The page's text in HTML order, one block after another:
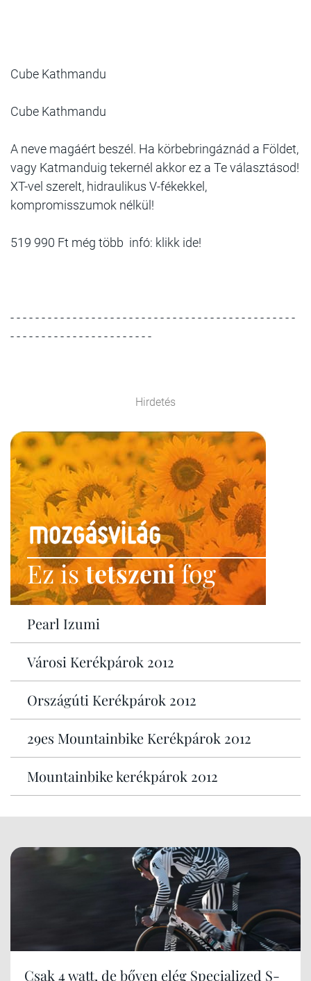
Cube Kathmandu
Cube Kathmandu
A neve magáért beszél. Ha körbebringáznád a Földet,
vagy Katmanduig tekernél akkor ez a Te választásod!
XT-vel szerelt, hidraulikus V-fékekkel,
kompromisszumok nélkül!
519 990 Ft még több infó: klikk ide!
- - - - - - - - - - - - - - - - - - - - - - - - - - - - - - - - - - - - - - - - - - - - - -
- - - - - - - - - - - - - - - - - - - - - - -
Hirdetés
Ez istetszenifog
Pearl Izumi
Városi Kerékpárok 2012
Országúti Kerékpárok 2012
29es Mountainbike Kerékpárok 2012
Mountainbike kerékpárok 2012
Csak 4 watt, de bőven elég Specialized S-